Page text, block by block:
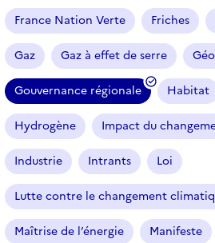
France Nation Verte Friches
Gaz Gaz à effet de serre
Gouvernance régionale
(
f
i
l
r
e
s
Habitat
Hydrogène Impact du
Industrie Intrants Loi
Lutte contre le changement
Maîtrise de l’énergie Manifeste